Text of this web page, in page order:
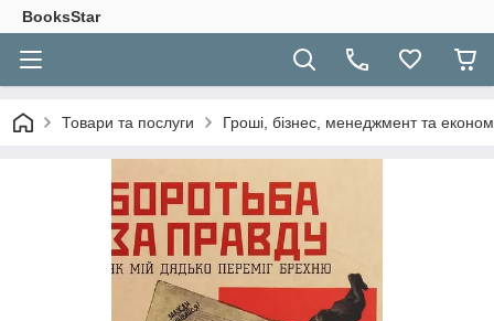
BooksStar
Товари та послуги Гроші, бізнес, менеджмент та